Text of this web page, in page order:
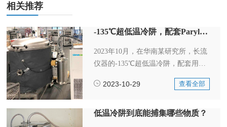
相关推荐
-135℃超低温冷阱，配套Parylene镀膜设备
2023年10月，在华南某研究所，长流
仪器的-135℃超低温冷阱，配套用户
和调试后，30分钟内从室温降温
2023-10-29 查看全部
低温冷阱到底能捕集哪些物质？